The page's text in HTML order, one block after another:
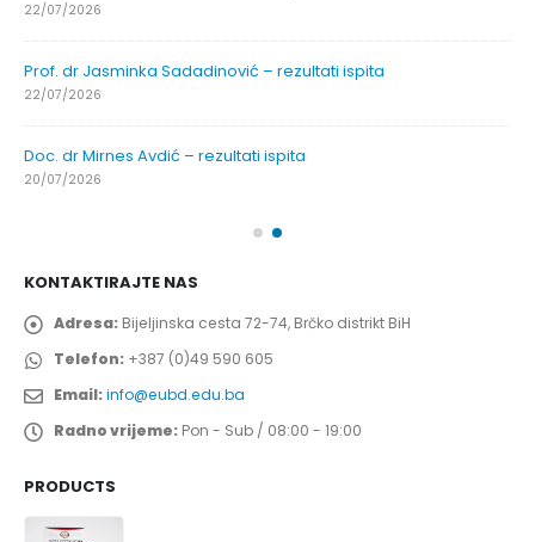
22/07/2026
Prof. dr Jasminka Sadadinović – rezultati ispita
22/07/2026
Doc. dr Mirnes Avdić – rezultati ispita
20/07/2026
KONTAKTIRAJTE NAS
Adresa: Bijeljinska cesta 72-74, Brčko distrikt BiH
Telefon: +387 (0)49 590 605
Email:info@eubd.edu.ba
Radno vrijeme: Pon - Sub / 08:00 - 19:00
PRODUCTS